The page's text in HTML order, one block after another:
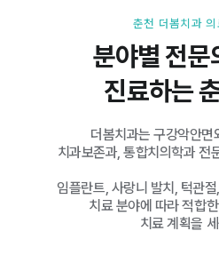
춘천 더봄치과 의
분야별 전문
진료하는
더봄치과는 구강악안면
치과보존과, 통합치의학과 전
임플란트, 사랑니 발치, 턱관
치료 분야에 따라 적합
치료 계획을